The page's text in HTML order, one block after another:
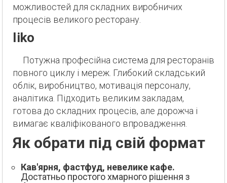
можливостей для складних виробничих
процесів великого ресторану.
Iiko
Потужна професійна система для ресторанів
повного циклу і мереж. Глибокий складський
облік, виробництво, мотивація персоналу,
аналітика. Підходить великим закладам,
готова до складних процесів, але дорожча і
вимагає кваліфікованого впровадження.
Як обрати під свій формат
Кав'ярня, фастфуд, невелике кафе.
Достатньо простого хмарного рішення з